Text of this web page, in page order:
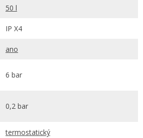
50 l
IP X4
ano
6 bar
0,2 bar
termostatický